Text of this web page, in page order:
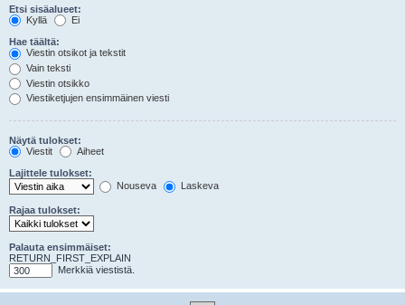
Etsi sisäalueet:
Kyllä
Ei
Hae täältä:
Viestin otsikot ja tekstit
Vain teksti
Viestin otsikko
Viestiketjujen ensimmäinen viesti
Näytä tulokset:
Viestit
Aiheet
Lajittele tulokset:
Nouseva
Laskeva
Rajaa tulokset:
Palauta ensimmäiset:
RETURN_FIRST_EXPLAIN
Merkkiä viestistä.